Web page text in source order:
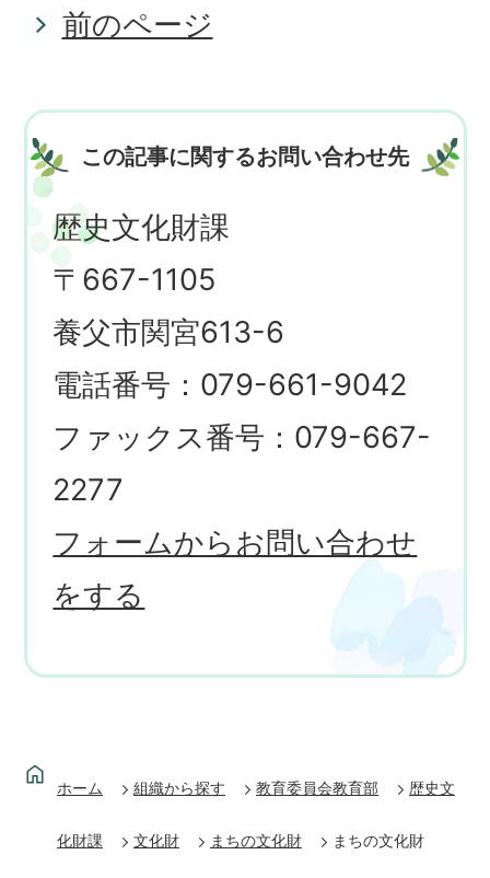
前のページ
この記事に関するお問い合わせ先
歴史文化財課
〒667-1105
養父市関宮613-6
電話番号：079-661-9042
ファックス番号：079-667-
2277
フォームからお問い合わせ
をする
ホーム 組織から探す 教育委員会教育部 歴史文
化財課 文化財 まちの文化財 まちの文化財